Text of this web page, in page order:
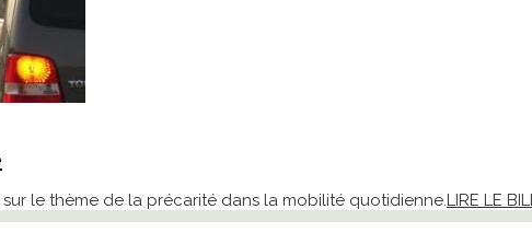
le thème de la précarité dans la mobilité quotidienne.LIRE LE